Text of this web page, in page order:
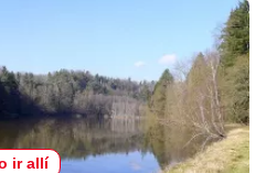
ir allí